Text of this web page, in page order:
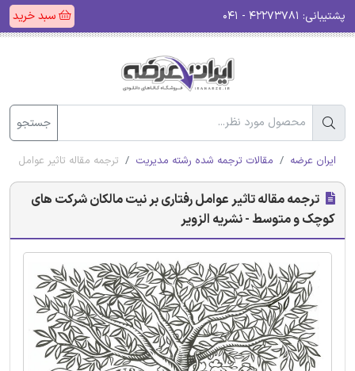
پشتیبانی: سبد خرید
جستجو
ایران عرضه مقالات ترجمه شده رشته مدیریت ترجمه مقاله تاثیر عوامل
ترجمه مقاله تاثیر عوامل رفتاری بر نیت مالکان شرکت های
کوچک و متوسط - نشریه الزویر